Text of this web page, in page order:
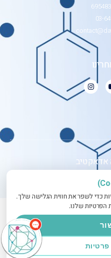
03-
אדאקטיב
כדי לשפר את חווית הגלישה שלך.
הפרטיות שלנו.
פרטיות
של האתר! צריך עזרה?
התחל שיחה.